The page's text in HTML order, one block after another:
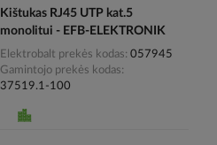
Kištukas RJ45 UTP kat.5
monolitui - EFB-ELEKTRONIK
Elektrobalt prekės kodas 057945
Gamintojo prekės kodas
37519.1-100